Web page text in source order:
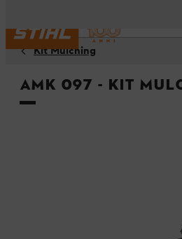
Kit Mulching
AMK 097 - Kit